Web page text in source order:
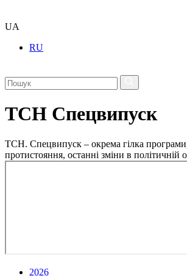
UA
RU
ТСН Спецвипуск
ТСН. Спецвипуск – окрема гілка
протистояння, останні зміни в
2026